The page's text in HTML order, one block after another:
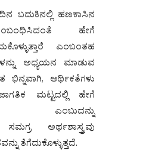
ಬದುಕಿನಲ್ಲಿ ಹಣಕಾಸಿನ
ಹೇಗೆ
ಎಂಬಂತಹ
ಅಧ್ಯಯನ ಮಾಡುವ
ಭಿನ್ನವಾಗಿ, ಆರ್ಥಿಕತೆಗಳು
ಮಟ್ಟದಲ್ಲಿ ಹೇಗೆ
ಎಂಬುದನ್ನು
ಅರ್ಥಶಾಸ್ತ್ರವು
ತೆಗೆದುಕೊಳ್ಳುತ್ತದೆ.